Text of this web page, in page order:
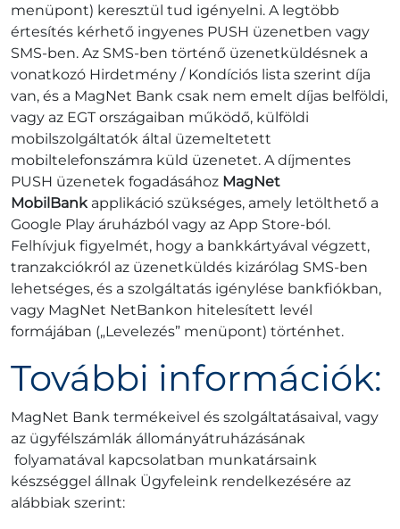
menüpont) keresztül tud igényelni. A legtöbb
értesítés kérhető ingyenes PUSH üzenetben vagy
SMS-ben. Az SMS-ben történő üzenetküldésnek a
vonatkozó Hirdetmény / Kondíciós lista szerint díja
van, és a MagNet Bank csak nem emelt díjas belföldi,
vagy az EGT országaiban működő, külföldi
mobilszolgáltatók által üzemeltetett
mobiltelefonszámra küld üzenetet. A díjmentes
PUSH üzenetek fogadásához MagNet
MobilBankapplikáció szükséges, amely letölthető a
Google Play áruházból vagy az App Store-ból.
Felhívjuk figyelmét, hogy a bankkártyával végzett,
tranzakciókról az üzenetküldés kizárólag SMS-ben
lehetséges, és a szolgáltatás igénylése bankfiókban,
vagy MagNet NetBankon hitelesített levél
formájában („Levelezés” menüpont) történhet.
További információk:
MagNet Bank termékeivel és szolgáltatásaival, vagy
az ügyfélszámlák állományátruházásának
folyamatával kapcsolatban munkatársaink
készséggel állnak Ügyfeleink rendelkezésére az
alábbiak szerint: